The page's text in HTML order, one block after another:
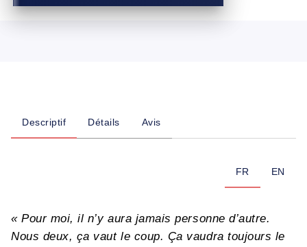
Descriptif Détails Avis
FR EN
« Pour moi, il n’y aura jamais personne d’autre.
Nous deux, ça vaut le coup. Ça vaudra toujours le